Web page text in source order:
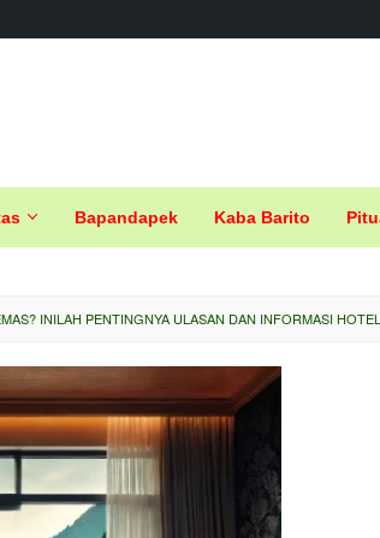
Bapandapek Kaba Barito
INILAH PENTINGNYA ULASAN DAN INFORMASI